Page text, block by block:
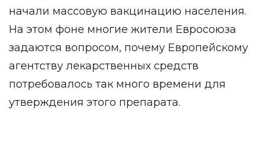
начали массовую вакцинацию населения.
На этом фоне многие жители Евросоюза
задаются вопросом, почему Европейскому
агентству лекарственных средств
потребовалось так много времени для
утверждения этого препарата.